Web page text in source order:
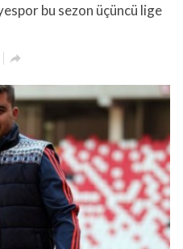
bu sezon üçüncü lige
